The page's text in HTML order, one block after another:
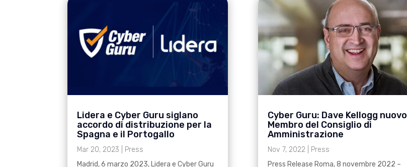
Lidera e Cyber Guru siglano
accordo di distribuzione per la
Spagna e il Portogallo
Mar 20, 2023
Press
Madrid, 6 marzo 2023, Lidera e Cyber Guru
Cyber Guru: Dave Kellogg nuovo
Membro del Consiglio di
Amministrazione
Nov 7, 2022
Press
Press Release Roma, 8 novembre 2022 –